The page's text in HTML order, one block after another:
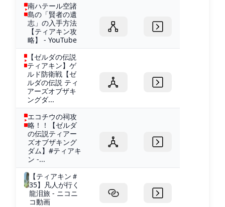
南ハテール空諸
島の「賢者の遺
志」の入手方法
【ティアキン攻
略】 - YouTube
【ゼルダの伝説
ティアキン】ゲ
ルド防衛戦【ゼ
ルダの伝説 ティ
アーズオブザキ
ングダ...
エコチウの祠攻
略！！【ゼルダ
の伝説ティアー
ズオブザキング
ダム】#ティアキ
ン -...
【ティアキン＃
35】凡人が行く
龍泪旅 - ニコニ
コ動画